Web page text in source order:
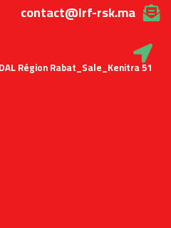
contact@lrf-rsk.ma
Région Rabat_Sale_Kenitra